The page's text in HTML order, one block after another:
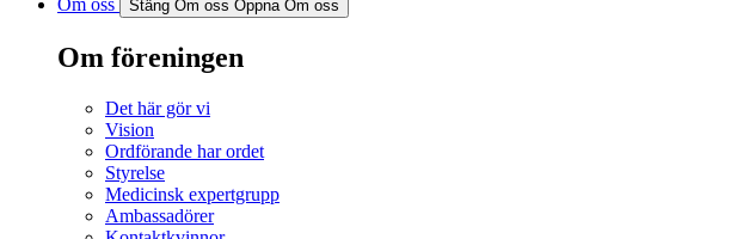
Om oss Stäng Om oss Öppna Om oss
Om föreningen
Det här gör vi
Vision
Ordförande har ordet
Styrelse
Medicinsk expertgrupp
Ambassadörer